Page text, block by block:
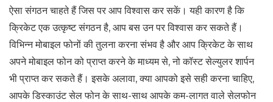
ऐसा संगठन चाहते हैं जिस पर आप विश्वास कर सकें। यही कारण है कि
क्रिकेट एक उत्कृष्ट संगठन है, आप बस उन पर विश्वास कर सकते हैं।
विभिन्न मोबाइल फोनों की तुलना करना संभव है और आप क्रिकेट के साथ
अपने मोबाइल फोन को प्राप्त करने के माध्यम से, नो कॉस्ट सेल्युलर शार्पन
भी प्राप्त कर सकते हैं। इसके अलावा, क्या आपको इसे सही करना चाहिए,
आपके डिस्काउंट सेल फोन के साथ-साथ आपके कम-लागत वाले सेलफोन